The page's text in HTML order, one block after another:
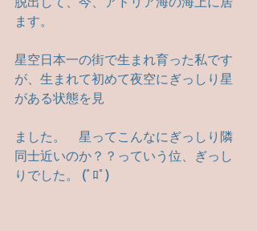
ます。
星空日本一の街で生まれ育った私です
が、生まれて初めて夜空にぎっしり星
がある状態を見
ました。　星ってこんなにぎっしり隣
同士近いのか？？っていう位、ぎっし
りでした。 (ﾟﾛﾟ)